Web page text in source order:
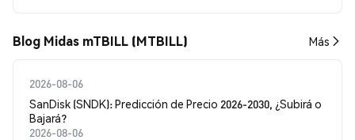
Blog Midas mTBILL (MTBILL) Más
2026-08-06
SanDisk (SNDK): Predicción de Precio 2026-2030, ¿Subirá o
Bajará?
2026-08-06